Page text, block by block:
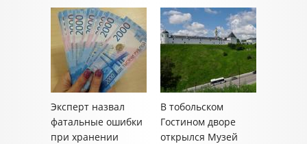
Эксперт назвал
фатальные ошибки
при хранении
В тобольском
Гостином дворе
открылся Музей